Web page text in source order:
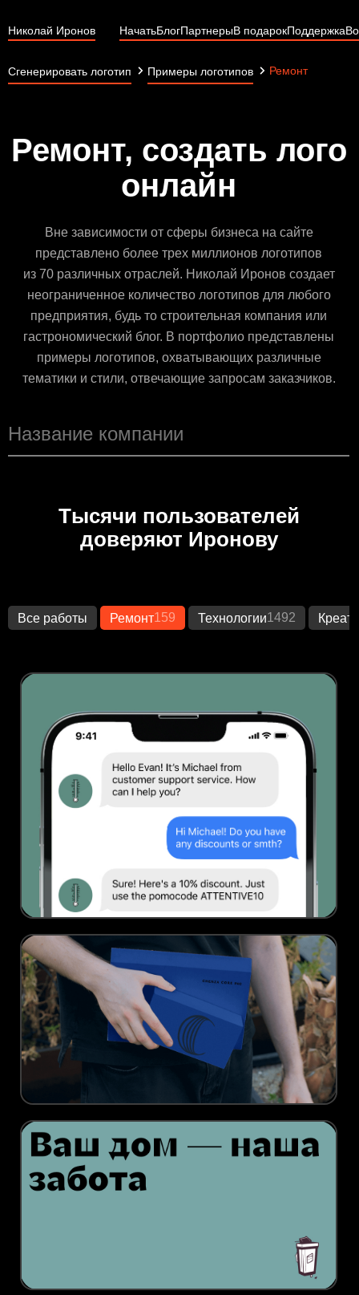
Николай Иронов НачатьБлогПартнерыВ подарокПоддержка
Сгенерировать логотип Примеры логотипов Ремонт
Ремонт, создать лого
онлайн
Вне зависимости от сферы бизнеса на сайте
представлено более трех миллионов логотипов
из 70 различных отраслей. Николай Иронов создает
неограниченное количество логотипов для любого
предприятия, будь то строительная компания или
гастрономический блог. В портфолио представлены
примеры логотипов, охватывающих различные
тематики и стили, отвечающие запросам заказчиков.
Тысячи пользователей
доверяют Иронову
Все работы Ремонт159 Технологии1492